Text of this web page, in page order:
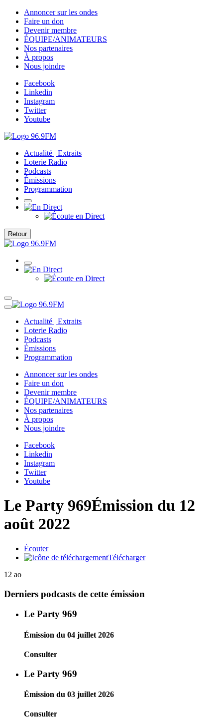
Annoncer sur les ondes
Faire un don
Devenir membre
ÉQUIPE/ANIMATEURS
Nos partenaires
À propos
Nous joindre
Facebook
Linkedin
Instagram
Twitter
Youtube
Actualité | Extraits
Loterie Radio
Podcasts
Émissions
Programmation
Retour
Actualité | Extraits
Loterie Radio
Podcasts
Émissions
Programmation
Annoncer sur les ondes
Faire un don
Devenir membre
ÉQUIPE/ANIMATEURS
Nos partenaires
À propos
Nous joindre
Facebook
Linkedin
Instagram
Twitter
Youtube
Le Party 969Émission du 12
août 2022
Écouter
Télécharger
12 ao
Derniers podcasts de cette émission
Le Party 969
Émission du 04 juillet 2026
Consulter
Le Party 969
Émission du 03 juillet 2026
Consulter